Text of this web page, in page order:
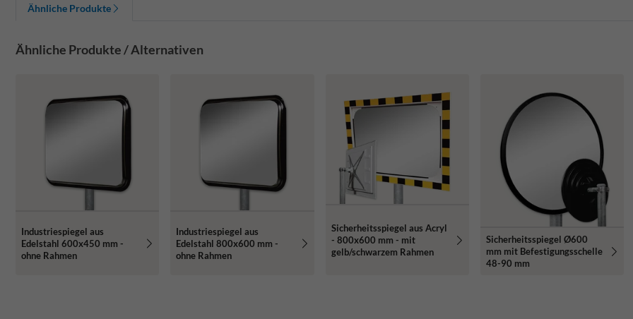
Ähnliche Produkte
Ähnliche Produkte / Alternativen
Industriespiegel aus
Edelstahl 600x450 mm -
ohne Rahmen
Industriespiegel aus
Edelstahl 800x600 mm -
ohne Rahmen
Sicherheitsspiegel aus Acryl
- 800x600 mm - mit
gelb/schwarzem Rahmen
Sicherheitsspiegel Ø600
mm mit Befestigungsschelle
48-90 mm